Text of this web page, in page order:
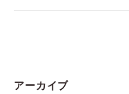
アーカイブ